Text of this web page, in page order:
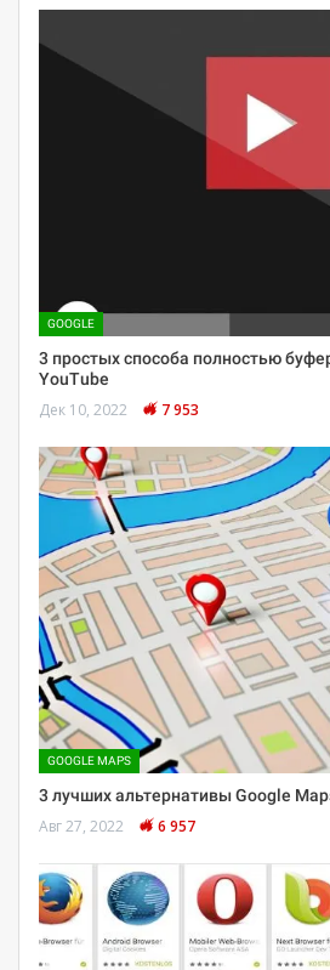
GOOGLE
3 простых способа полностью
YouTube
Дек 10, 2022 7 953
GOOGLE MAPS
3 лучших альтернативы Google
Авг 27, 2022 6 957